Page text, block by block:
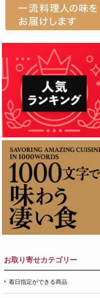
お取り寄せカテゴリー
着日指定ができる商品